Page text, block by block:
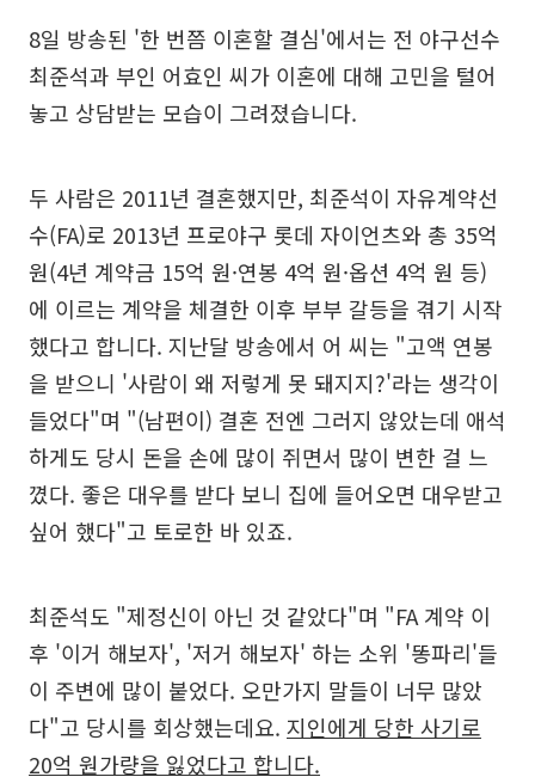
8일 방송된 '한 번쯤 이혼할 결심'에서는 전 야구선수
최준석과 부인 어효인 씨가 이혼에 대해 고민을 털어
놓고 상담받는 모습이 그려졌습니다.
두 사람은 2011년 결혼했지만, 최준석이 자유계약선
수(FA)로 2013년 프로야구 롯데 자이언츠와 총 35억
원(4년 계약금 15억 원·연봉 4억 원·옵션 4억 원 등)
에 이르는 계약을 체결한 이후 부부 갈등을 겪기 시작
했다고 합니다. 지난달 방송에서 어 씨는 "고액 연봉
을 받으니 '사람이 왜 저렇게 못 돼지지?'라는 생각이
들었다"며 "(남편이) 결혼 전엔 그러지 않았는데 애석
하게도 당시 돈을 손에 많이 쥐면서 많이 변한 걸 느
꼈다. 좋은 대우를 받다 보니 집에 들어오면 대우받고
싶어 했다"고 토로한 바 있죠.
최준석도 "제정신이 아닌 것 같았다"며 "FA 계약 이
후 '이거 해보자', '저거 해보자' 하는 소위 '똥파리'들
이 주변에 많이 붙었다. 오만가지 말들이 너무 많았
다"고 당시를 회상했는데요. 지인에게 당한 사기로
20억 원가량을 잃었다고 합니다.